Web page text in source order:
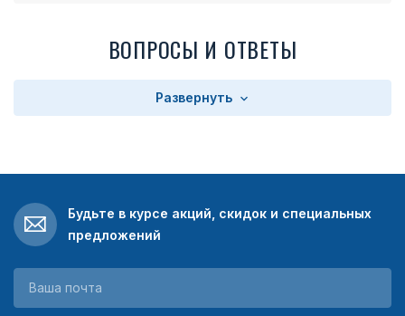
ВОПРОСЫ И ОТВЕТЫ
Развернуть
Будьте в курсе акций, скидок и специальных
предложений